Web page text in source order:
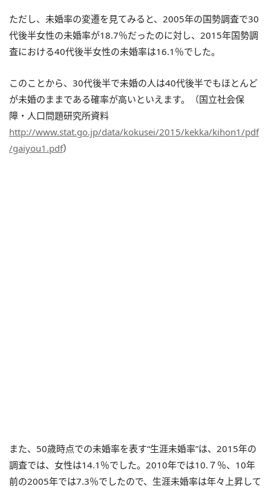
ただし、未婚率の変遷を見てみると、2005年の国勢調査で30
代後半女性の未婚率が18.7％だったのに対し、2015年国勢調
査における40代後半女性の未婚率は16.1％でした。
このことから、30代後半で未婚の人は40代後半でもほとんど
が未婚のままである確率が高いといえます。（国立社会保
障・人口問題研究所資料
http://www.stat.go.jp/data/kokusei/2015/kekka/kihon1/pdf
/gaiyou1.pdf）
また、50歳時点での未婚率を表す“生涯未婚率”は、2015年の
調査では、女性は14.1％でした。2010年では10.７％、10年
前の2005年では7.3％でしたので、生涯未婚率は年々上昇して